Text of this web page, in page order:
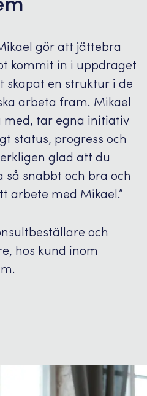
gör att jättebra
kommit in i uppdraget
skapat en struktur i de
arbeta fram. Mikael
tar egna initiativ
status, progress och
glad att du
så snabbt och bra och
arbete med Mikael.”
och
hos kund inom